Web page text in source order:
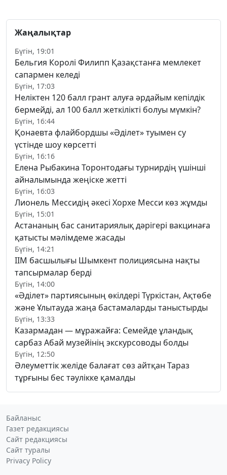
Жаңалықтар
Бүгін, 19:01
Бельгия Королі Филипп Қазақстанға мемлекет
сапармен келеді
Бүгін, 17:03
Неліктен 120 балл грант алуға әрдайым кепілдік
бермейді, ал 100 балл жеткілікті болуы мүмкін?
Бүгін, 16:44
Қонаевта флайбордшы «Әділет» туымен су
үстінде шоу көрсетті
Бүгін, 16:16
Елена Рыбакина Торонтодағы турнирдің үшінші
айналымында жеңіске жетті
Бүгін, 16:03
Лионель Мессидің әкесі Хорхе Месси көз жұмды
Бүгін, 15:01
Астананың бас санитариялық дәрігері вакцинаға
қатысты мәлімдеме жасады
Бүгін, 14:21
ІІМ басшылығы Шымкент полициясына нақты
тапсырмалар берді
Бүгін, 14:00
«Әділет» партиясының өкілдері Түркістан, Ақтөбе
және Ұлытауда жаңа бастамаларды таныстырды
Бүгін, 13:33
Казармадан — мұражайға: Семейде ұландық
сарбаз Абай музейінің экскурсоводы болды
Бүгін, 12:50
Әлеуметтік желіде балағат сөз айтқан Тараз
тұрғыны бес тәулікке қамалды
Байланыс
Газет редакциясы
Сайт редакциясы
Сайт туралы
Privacy Policy